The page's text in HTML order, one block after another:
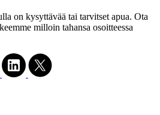
on kysyttävää tai tarvitset apua. Ota
milloin tahansa osoitteessa